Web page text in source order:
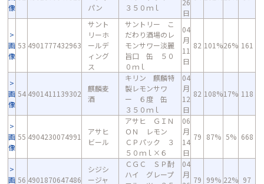
像
パン
３５０ｍｌ
26
日
画
像
53 4901777432963
サント
リーホ
ールデ
ィング
ス
サントリー こ
だわり酒場のレ
モンサワー淡麗
旨口 缶 ５０
０ｍｌ
04
月
11
日
82 101%26% 161
画
像
54 4901411139302
麒麟麦
酒
キリン 麒麟特
製レモンサワ
ー ６度 缶
３５０ｍｌ
04
月
12
日
82 108%17% 118
画
像
55 4904230074991
アサヒ
ビール
アサヒ ＧＩＮ
ＯＮ レモン
ＣＰパック ３
５０ｍｌ×６
06
月
14
日
79 87% 5% 668
画 56 4901870647486
シジシ
ージャ
ＣＧＣ ＳＰ酎
ハイ グレープ
04
月
79 99% 22% 97